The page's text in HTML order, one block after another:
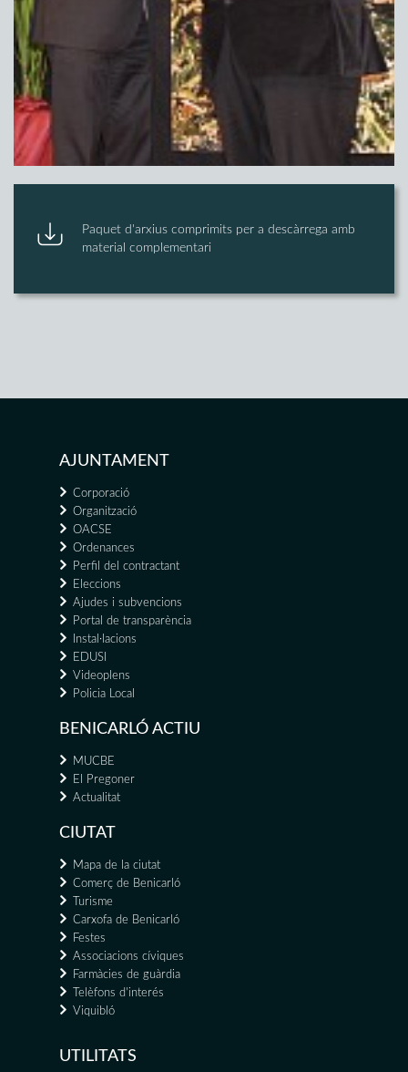
Paquet d'arxius comprimits per a descàrrega amb
material complementari
AJUNTAMENT
Corporació
Organització
OACSE
Ordenances
Perfil del contractant
Eleccions
Ajudes i subvencions
Portal de transparència
Instal·lacions
EDUSI
Videoplens
Policia Local
BENICARLÓ ACTIU
MUCBE
El Pregoner
Actualitat
CIUTAT
Mapa de la ciutat
Comerç de Benicarló
Turisme
Carxofa de Benicarló
Festes
Associacions cíviques
Farmàcies de guàrdia
Telèfons d'interés
Viquibló
UTILITATS